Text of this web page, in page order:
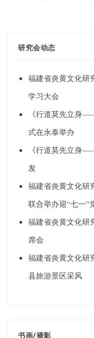
研究会动态
福建省炎黄文化研
学习大会
《行道莫先立身
式在永泰举办
《行道莫先立身
发
福建省炎黄文化研
联合举办迎“七一”
福建省炎黄文化研
席会
福建省炎黄文化研
县旅游景区采风
书画/摄影